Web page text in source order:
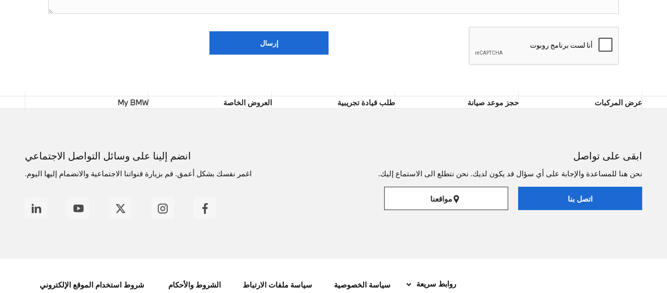
إرسال
عرض المركبات حجز موعد صيانة طلب قيادة تجريبية العروض الخاصة My BMW
ابقى على تواصل
نحن هنا للمساعدة والإجابة على أي سؤال قد يكون لديك. نحن نتطلع الى الاستماع إليك.
اتصل بنا مواقعنا
انضم إلينا على وسائل التواصل الاجتماعي
اغمر نفسك بشكل أعمق. قم بزيارة قنواتنا الاجتماعية والانضمام إليها اليوم.
روابط سريعة سياسة الخصوصية سياسة ملفات الارتباط الشروط والأحكام شروط استخدام الموقع الإلكتروني